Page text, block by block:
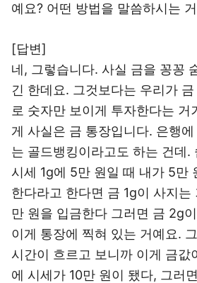
예요? 어떤 방법을 말씀하시는
[답변]
네, 그렇습니다. 사실 금을 꽁꽁
긴 한데요. 그것보다는 우리가
로 숫자만 보이게 투자한다는 거
게 사실은 금 통장입니다. 은행
는 골드뱅킹이라고도 하는 건데.
시세 1g에 5만 원일 때 내가 5만
한다라고 한다면 금 1g이 사지는
만 원을 입금한다 그러면 금 2g
이게 통장에 찍혀 있는 거예요.
시간이 흐르고 보니까 이게 금값
에 시세가 10만 원이 됐다, 그러